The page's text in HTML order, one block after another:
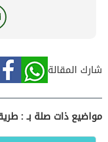
شارك المقالة
مواضيع ذات صلة بـ :